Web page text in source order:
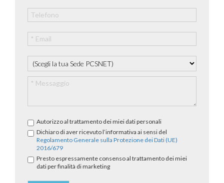
Autorizzo al trattamento dei miei dati personali
Dichiaro di aver ricevuto l’informativa ai sensi del
Regolamento Generale sulla Protezione dei Dati (UE)
2016/679
Presto espressamente consenso al trattamento dei miei
dati per finalità di marketing